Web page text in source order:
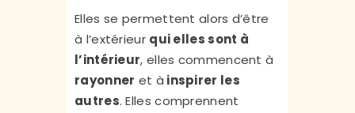
Elles se permettent alors d’être
à l’extérieur qui elles sont à
l’intérieur, elles commencent à
rayonner et à inspirer les
autres. Elles comprennent